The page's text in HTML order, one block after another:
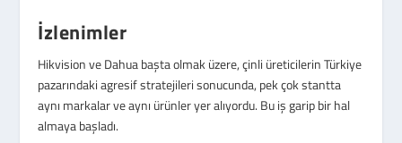
İzlenimler
Hikvision ve Dahua başta olmak üzere, çinli üreticilerin Türkiye
pazarındaki agresif stratejileri sonucunda, pek çok stantta
aynı markalar ve aynı ürünler yer alıyordu. Bu iş garip bir hal
almaya başladı.